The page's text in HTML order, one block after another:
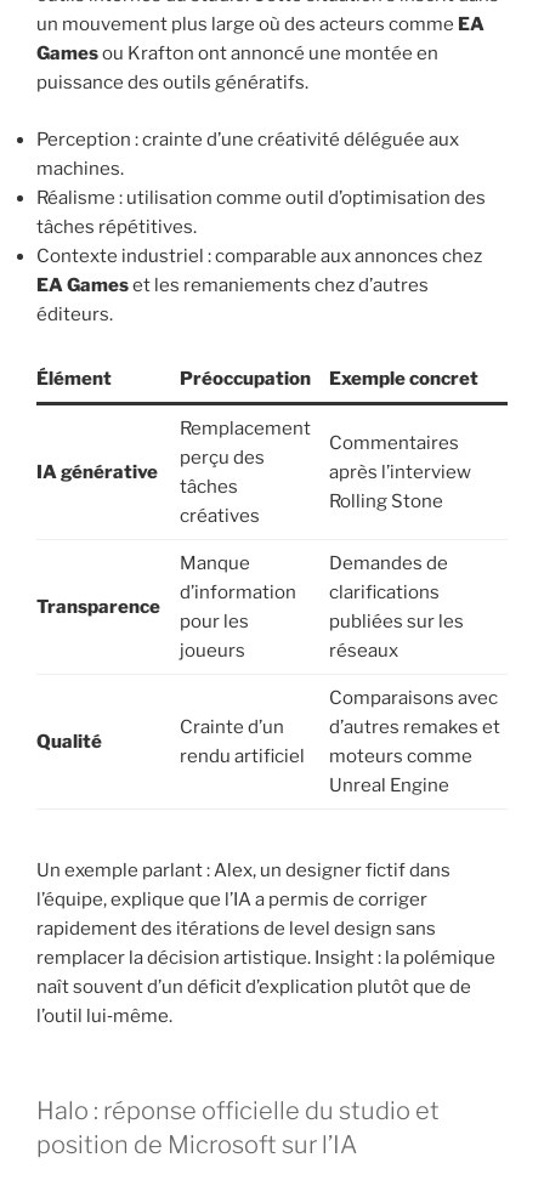
un mouvement plus large où des acteurs comme EA
Gamesou Krafton ont annoncé une montée en
puissance des outils génératifs.
Perception : crainte d’une créativité déléguée aux
machines.
Réalisme : utilisation comme outil d’optimisation des
tâches répétitives.
Contexte industriel : comparable aux annonces chez
EA Gameset les remaniements chez d’autres
éditeurs.
Élément Préoccupation Exemple concret
IA générative
Remplacement
perçu des
tâches
créatives
Commentaires
après l’interview
Rolling Stone
Transparence
Manque
d’information
pour les
joueurs
Demandes de
clarifications
publiées sur les
réseaux
Qualité
Crainte d’un
rendu artificiel
Comparaisons avec
d’autres remakes et
moteurs comme
Unreal Engine
Un exemple parlant : Alex, un designer fictif dans
l’équipe, explique que l’IA a permis de corriger
rapidement des itérations de level design sans
remplacer la décision artistique. Insight : la polémique
naît souvent d’un déficit d’explication plutôt que de
l’outil lui‑même.
Halo : réponse officielle du studio et
position de Microsoft sur l’IA